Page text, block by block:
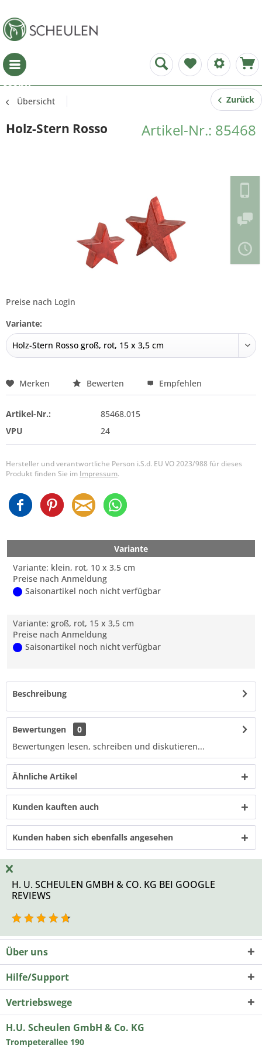
Menü
Übersicht Zurück
Artikel-Nr.: 85468
Holz-Stern Rosso
Preise nach Login
Variante:
Merken Bewerten Empfehlen
Artikel-Nr.:
85468.015
VPU
24
Hersteller und verantwortliche Person i.S.d. EU VO 2023/988 für dieses
Produkt finden Sie im Impressum.
Variante
Variante: klein, rot, 10 x 3,5 cm
Preise nach Anmeldung
Saisonartikel noch nicht verfügbar
Variante: groß, rot, 15 x 3,5 cm
Preise nach Anmeldung
Saisonartikel noch nicht verfügbar
Beschreibung
Bewertungen
0
Bewertungen lesen, schreiben und diskutieren...
Ähnliche Artikel
Kunden kauften auch
Kunden haben sich ebenfalls angesehen
H. U. SCHEULEN GMBH & CO. KG BEI GOOGLE
REVIEWS
Über uns
Hilfe/Support
Vertriebswege
H.U. Scheulen GmbH & Co. KG
Trompeterallee 190